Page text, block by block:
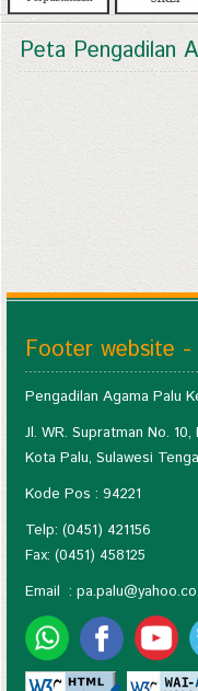
Peta Pengadilan
Footer website -
Pengadilan Agama Palu
Jl. WR. Supratman No.
Kota Palu, Sulawesi
Kode Pos : 94221
Telp: (0451) 421156
Fax: (0451) 458125
Email :